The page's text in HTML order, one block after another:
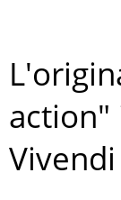
action"
Vivendi